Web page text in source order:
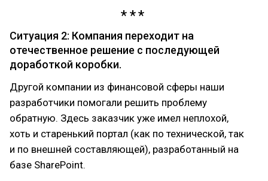
Ситуация 2: Компания переходит на
отечественное решение с последующей
доработкой коробки.
Другой компании из финансовой сферы наши
разработчики помогали решить проблему
обратную. Здесь заказчик уже имел неплохой,
хоть и старенький портал (как по технической, так
и по внешней составляющей), разработанный на
базе SharePoint.